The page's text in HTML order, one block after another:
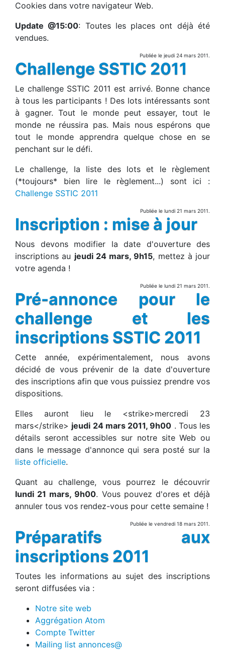
Cookies dans votre navigateur Web.
Update @15:00: Toutes les places ont déjà été
vendues.
Publiée le jeudi 24 mars 2011.
Challenge SSTIC 2011
Le challenge SSTIC 2011 est arrivé. Bonne chance
à tous les participants ! Des lots intéressants sont
à gagner. Tout le monde peut essayer, tout le
monde ne réussira pas. Mais nous espérons que
tout le monde apprendra quelque chose en se
penchant sur le défi.
Le challenge, la liste des lots et le règlement
(*toujours* bien lire le règlement...) sont ici :
Challenge SSTIC 2011
Publiée le lundi 21 mars 2011.
Inscription : mise à jour
Nous devons modifier la date d'ouverture des
inscriptions au jeudi 24 mars, 9h15, mettez à jour
votre agenda !
Publiée le lundi 21 mars 2011.
Pré-annonce pour le
challenge et les
inscriptions SSTIC 2011
Cette année, expérimentalement, nous avons
décidé de vous prévenir de la date d'ouverture
des inscriptions afin que vous puissiez prendre vos
dispositions.
Elles auront lieu le <strike>mercredi 23
mars</strike> jeudi 24 mars 2011, 9h00 . Tous les
détails seront accessibles sur notre site Web ou
dans le message d'annonce qui sera posté sur la
liste officielle.
Quant au challenge, vous pourrez le découvrir
lundi 21 mars, 9h00. Vous pouvez d'ores et déjà
annuler tous vos rendez-vous pour cette semaine !
Publiée le vendredi 18 mars 2011.
Préparatifs aux
inscriptions 2011
Toutes les informations au sujet des inscriptions
seront diffusées via :
Notre site web
Aggrégation Atom
Compte Twitter
Mailing list annonces@